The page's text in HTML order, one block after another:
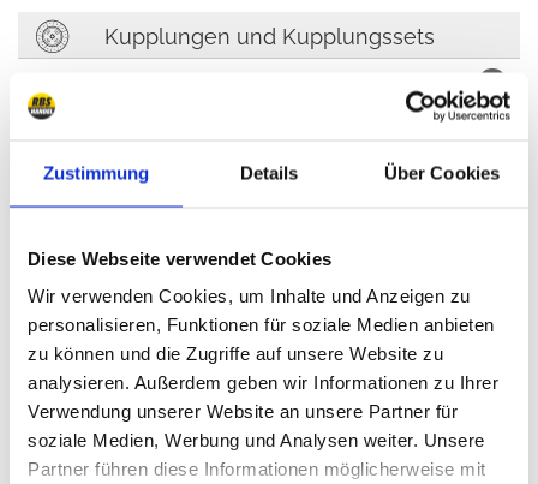
Zustimmung Details Über Cookies
Diese Webseite verwendet Cookies
Wir verwenden Cookies, um Inhalte und Anzeigen zu
personalisieren, Funktionen für soziale Medien anbieten
zu können und die Zugriffe auf unsere Website zu
analysieren. Außerdem geben wir Informationen zu Ihrer
Verwendung unserer Website an unsere Partner für
soziale Medien, Werbung und Analysen weiter. Unsere
Partner führen diese Informationen möglicherweise mit
Kupplungen und Kupplungssets
6
Kupplungsgeber- und Nehmerzylinder, Hydraulik
3
Ausrücklager
Schwungscheiben
Ersatzteile Kupplung
Kühlung, Heizung, Klimaanlage
Kühlung
Keilriemen, Flachriemen, Keilrippenriemen